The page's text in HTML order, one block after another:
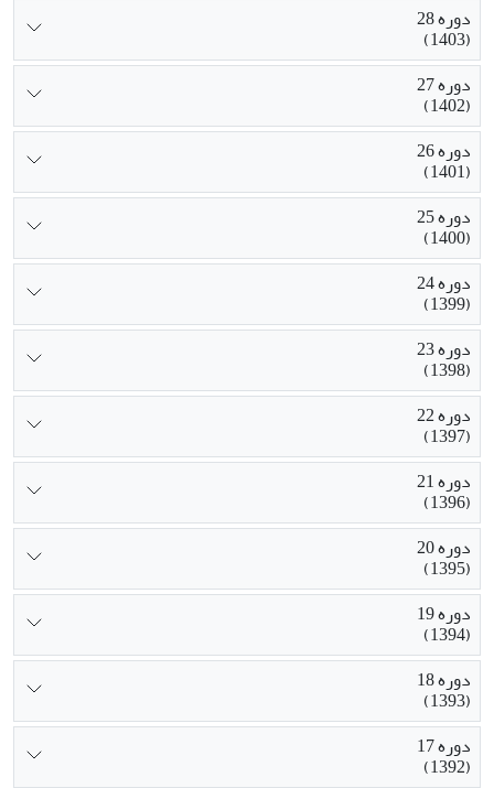
دوره 28
(1403)
دوره 27
(1402)
دوره 26
(1401)
دوره 25
(1400)
دوره 24
(1399)
دوره 23
(1398)
دوره 22
(1397)
دوره 21
(1396)
دوره 20
(1395)
دوره 19
(1394)
دوره 18
(1393)
دوره 17
(1392)